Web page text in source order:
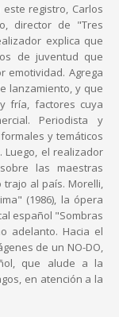
registro, Carlos
director de "Tres
explica que
de juventud que
emotividad. Agrega
lanzamiento, y que
fría, factores cuya
Periodista y
y temáticos
Luego, el realizador
las maestras
trajo al país. Morelli,
(1986), la ópera
español "Sombras
adelanto. Hacia el
de un NO-DO,
que alude a la
en atención a la